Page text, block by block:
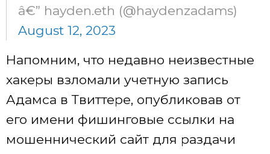
â€” hayden.eth (@haydenzadams)
August 12, 2023
Напомним, что недавно неизвестные
хакеры взломали учетную запись
Адамса в Твиттере, опубликовав от
его имени фишинговые ссылки на
мошеннический сайт для раздачи